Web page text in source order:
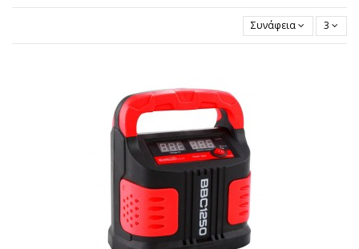
Συνάφεια 3